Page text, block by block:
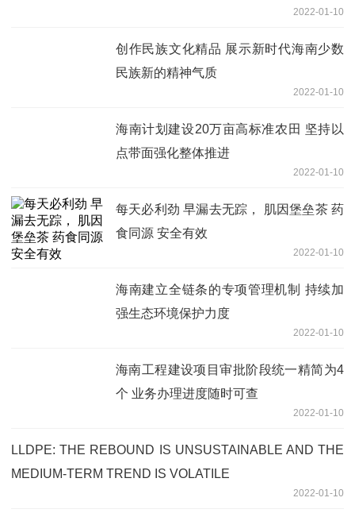
2022-01-10
创作民族文化精品 展示新时代海南少数
民族新的精神气质
2022-01-10
海南计划建设20万亩高标准农田 坚持以
点带面强化整体推进
2022-01-10
每天必利劲 早漏去无踪， 肌因堡垒茶 药
食同源 安全有效
2022-01-10
海南建立全链条的专项管理机制 持续加
强生态环境保护力度
2022-01-10
海南工程建设项目审批阶段统一精简为4
个 业务办理进度随时可查
2022-01-10
LLDPE: THE REBOUND IS UNSUSTAINABLE AND THE
MEDIUM-TERM TREND IS VOLATILE
2022-01-10